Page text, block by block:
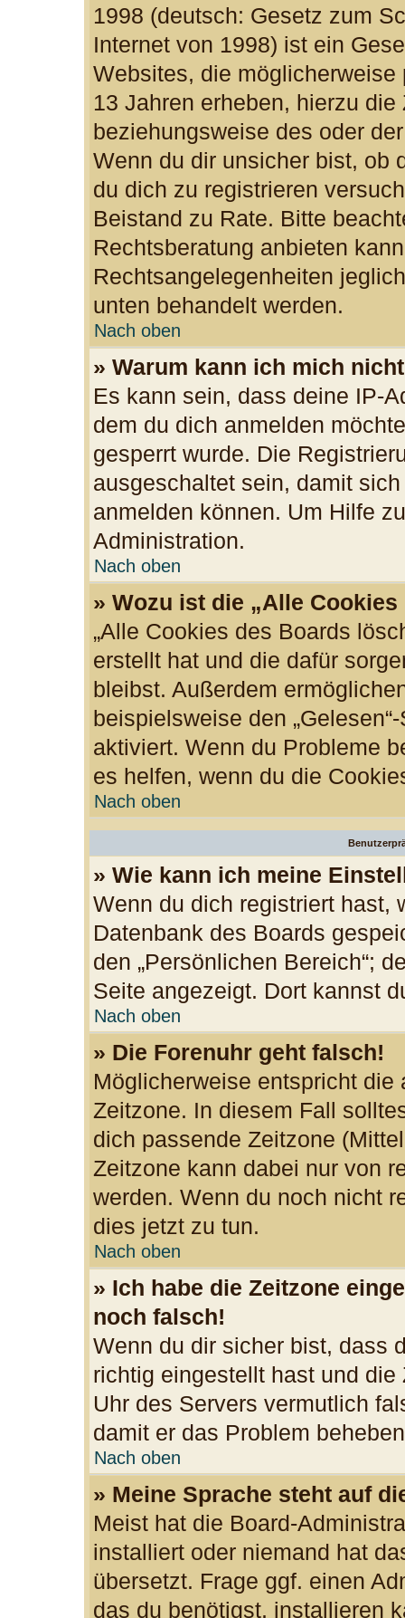
1998 (deutsch: Gesetz zum
Internet von 1998) ist ein
Websites, die
13 Jahren erheben, hierzu
beziehungsweise des oder
Wenn du dir unsicher bist, ob
du dich zu registrieren
Beistand zu Rate. Bitte
Rechtsberatung anbieten
Rechtsangelegenheiten
unten behandelt werden.
Nach oben
» Warum kann ich mich
Es kann sein, dass deine IP-
dem du dich anmelden
gesperrt wurde. Die
ausgeschaltet sein, damit
anmelden können. Um Hilfe
Administration.
Nach oben
» Wozu ist die „Alle
„Alle Cookies des Boards
erstellt hat und die dafür
bleibst. Außerdem
beispielsweise den
aktiviert. Wenn du Probleme
es helfen, wenn du die
Nach oben
» Wie kann ich meine
Wenn du dich registriert hast,
Datenbank des Boards
den „Persönlichen Bereich“;
Seite angezeigt. Dort kannst
Nach oben
» Die Forenuhr geht falsch!
Möglicherweise entspricht
Zeitzone. In diesem Fall
dich passende Zeitzone
Zeitzone kann dabei nur von
werden. Wenn du noch nicht
dies jetzt zu tun.
Nach oben
» Ich habe die Zeitzone
noch falsch!
Wenn du dir sicher bist, dass
richtig eingestellt hast und
Uhr des Servers vermutlich
damit er das Problem
Nach oben
» Meine Sprache steht auf
Meist hat die Board-
installiert oder niemand hat
übersetzt. Frage ggf. einen
das du benötigst, installieren